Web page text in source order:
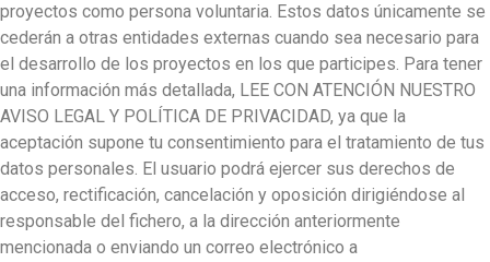
proyectos como persona voluntaria. Estos datos únicamente se
cederán a otras entidades externas cuando sea necesario para
el desarrollo de los proyectos en los que participes. Para tener
una información más detallada, LEE CON ATENCIÓN NUESTRO
AVISO LEGAL Y POLÍTICA DE PRIVACIDAD, ya que la
aceptación supone tu consentimiento para el tratamiento de tus
datos personales. El usuario podrá ejercer sus derechos de
acceso, rectificación, cancelación y oposición dirigiéndose al
responsable del fichero, a la dirección anteriormente
mencionada o enviando un correo electrónico a